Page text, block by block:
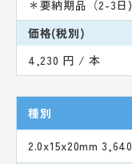
＊要納期品（2-3日
価格(税別)
4,230 円 / 本
種別
2.0x15x20mm